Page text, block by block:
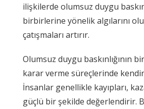
ilişkilerde olumsuz duygu
birbirlerine yönelik algılarını
çatışmaları artırır.
Olumsuz duygu baskınlığının
karar verme süreçlerinde
İnsanlar genellikle kayıpları,
güçlü bir şekilde değerlendirir.